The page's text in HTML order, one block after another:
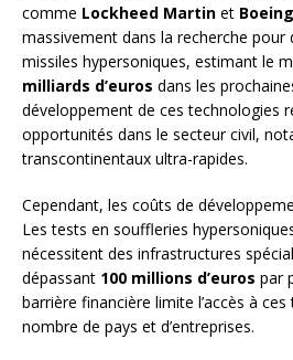
comme Lockheed Martin et Boeing
massivement dans la recherche pour
missiles hypersoniques, estimant le
milliards d’euros dans les
développement de ces technologies
opportunités dans le secteur civil,
transcontinentaux ultra-rapides.
Cependant, les coûts de
Les tests en souffleries
nécessitent des infrastructures
dépassant 100 millions d’euros par
barrière financière limite l’accès à
nombre de pays et d’entreprises.